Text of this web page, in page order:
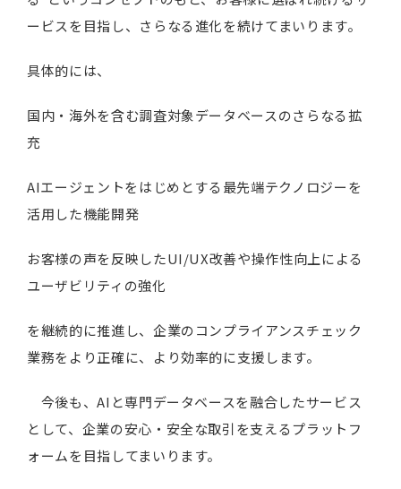
ービスを目指し、さらなる進化を続けてまいります。
具体的には、
国内・海外を含む調査対象データベースのさらなる拡
充
AIエージェントをはじめとする最先端テクノロジーを
活用した機能開発
お客様の声を反映したUI/UX改善や操作性向上による
ユーザビリティの強化
を継続的に推進し、企業のコンプライアンスチェック
業務をより正確に、より効率的に支援します。
今後も、AIと専門データベースを融合したサービス
として、企業の安心・安全な取引を支えるプラットフ
ォームを目指してまいります。